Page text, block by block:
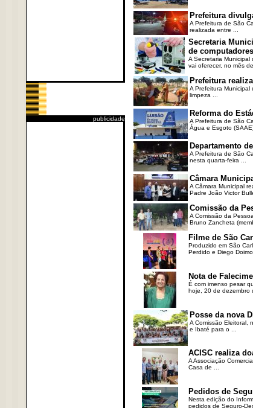
publicidade
Prefeitura
A Prefeitura de São
realizada entre ...
Secretaria
de computadores
A Secretaria Municipal
vai oferecer, no mês
Prefeitura
A Prefeitura
limpeza ...
Reforma do
A Prefeitura de São
Água e Esgoto
Departamento
A Prefeitura de São
nesta quarta-feira ...
Câmara
A Câmara Municipal
Padre João Victor
Comissão da
A Comissão da
Bruno Zancheta
Filme de São
Produzido em São
Perdido e Diego
Nota de
É com imenso pesar
hoje, 20 de dezembro
Posse da nova
A Comissão Eleitoral,
e Ibaté para o ...
ACISC realiza
A Associação
Casa de ...
Pedidos de
Nesta edição do
pedidos de Seguro-